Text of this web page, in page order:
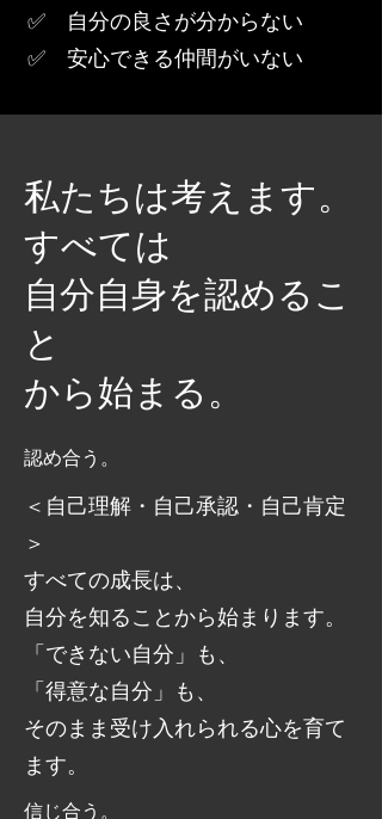
✅ 自分の良さが分からない
✅ 安心できる仲間がいない
私たちは考えます。
すべては
自分自身を認めるこ
と
​から始まる。
認め合う。
＜自己理解・自己承認・自己肯定
＞
すべての成長は、
自分を知ることから始まります。
「できない自分」も、
「得意な自分」も、
そのまま受け入れられる心を育て
ます。
信じ合う。